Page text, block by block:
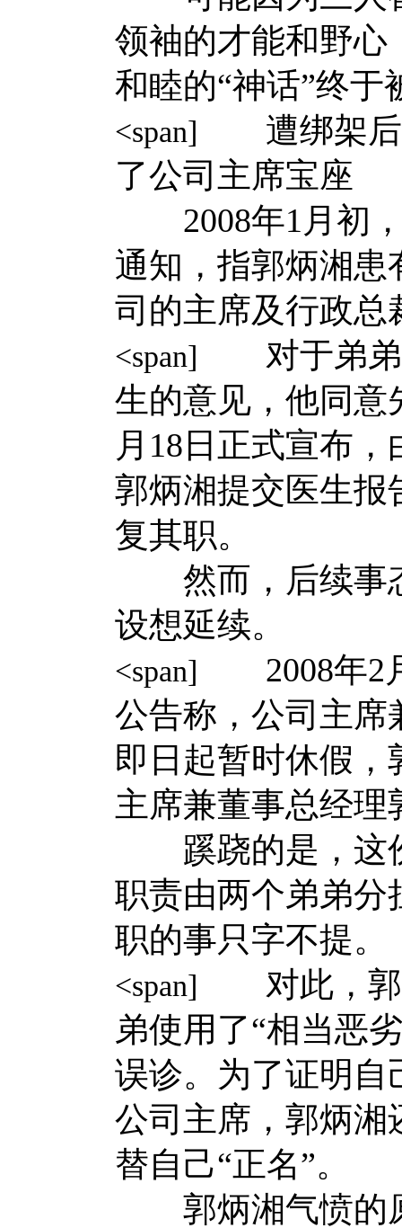
领袖的才能和野心
和睦的“神话”终于
<span]
遭绑架后
了公司主席宝座
2008年1月初，
通知，指郭炳湘患
司的主席及行政总
<span]
对于弟弟
生的意见，他同意
月18日正式宣布
郭炳湘提交医生报
复其职。
然而，后续事
设想延续。
<span]
2008年2月
公告称，公司主席
即日起暂时休假
主席兼董事总经
蹊跷的是，这
职责由两个弟弟分
职的事只字不提。
<span]
对此，郭
弟使用了“相当恶
误诊。为了证明自
公司主席，郭炳湘
替自己“正名”。
郭炳湘气愤的